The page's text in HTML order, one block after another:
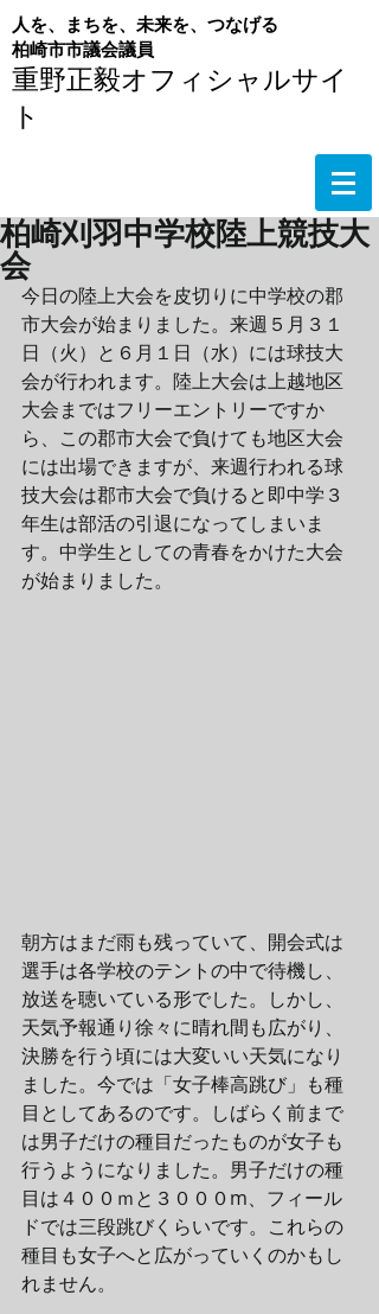
重野正毅オフィシャルサイ
ト
人を、まちを、未来を、つなげる
​柏崎市市議会議員
柏崎刈羽中学校陸上競技大
会
今日の陸上大会を皮切りに中学校の郡
市大会が始まりました。来週５月３１
日（火）と６月１日（水）には球技大
会が行われます。陸上大会は上越地区
大会まではフリーエントリーですか
ら、この郡市大会で負けても地区大会
には出場できますが、来週行われる球
技大会は郡市大会で負けると即中学３
年生は部活の引退になってしまいま
す。中学生としての青春をかけた大会
が始まりました。
朝方はまだ雨も残っていて、開会式は
選手は各学校のテントの中で待機し、
放送を聴いている形でした。しかし、
天気予報通り徐々に晴れ間も広がり、
決勝を行う頃には大変いい天気になり
ました。今では「女子棒高跳び」も種
目としてあるのです。しばらく前まで
は男子だけの種目だったものが女子も
行うようになりました。男子だけの種
目は４００ｍと３０００m、フィール
ドでは三段跳びくらいです。これらの
種目も女子へと広がっていくのかもし
れません。